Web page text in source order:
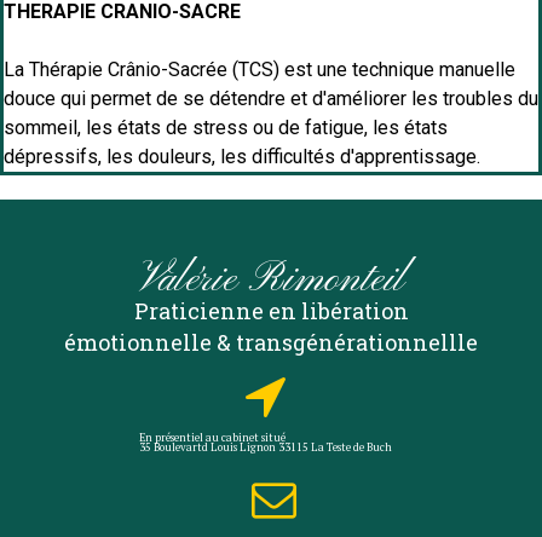
THERAPIE CRANIO-SACRE
La Thérapie Crânio-Sacrée (TCS) est une technique manuelle
douce qui permet de se détendre et d'améliorer les troubles du
sommeil, les états de stress ou de fatigue, les états
dépressifs, les douleurs, les difficultés d'apprentissage.
Valérie Rimonteil
Praticienne en libération
émotionnelle & transgénérationnellle

En présentiel au cabinet situé
35 Boulevartd Louis Lignon 33115 La Teste de Buch
